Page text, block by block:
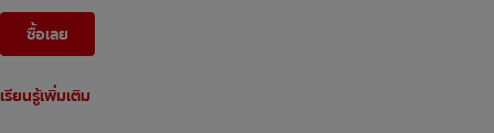
ซื้อเลย
เรียนรู้เพิ่มเติม